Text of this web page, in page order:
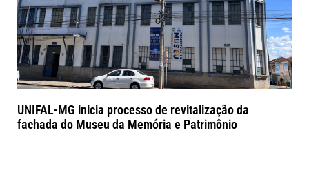
UNIFAL-MG inicia processo de revitalização da
fachada do Museu da Memória e Patrimônio